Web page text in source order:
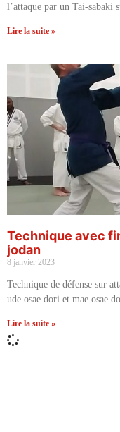
l’attaque par un Tai-sabaki
Lire la suite »
Technique avec
jodan
8 janvier 2023
Technique de défense sur
ude osae dori et mae osae
Lire la suite »